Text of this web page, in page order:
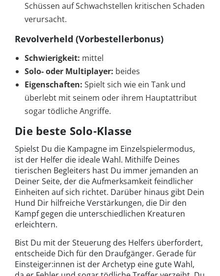
Schüssen auf Schwachstellen kritischen Schaden
verursacht.
Revolverheld (Vorbestellerbonus)
Schwierigkeit: mittel
Solo- oder Multiplayer: beides
Eigenschaften: Spielt sich wie ein Tank und
überlebt mit seinem oder ihrem Hauptattribut
sogar tödliche Angriffe.
Die beste Solo-Klasse
Spielst Du die Kampagne im Einzelspielermodus,
ist der Helfer die ideale Wahl. Mithilfe Deines
tierischen Begleiters hast Du immer jemanden an
Deiner Seite, der die Aufmerksamkeit feindlicher
Einheiten auf sich richtet. Darüber hinaus gibt Dein
Hund Dir hilfreiche Verstärkungen, die Dir den
Kampf gegen die unterschiedlichen Kreaturen
erleichtern.
Bist Du mit der Steuerung des Helfers überfordert,
entscheide Dich für den Draufgänger. Gerade für
Einsteiger:innen ist der Archetyp eine gute Wahl,